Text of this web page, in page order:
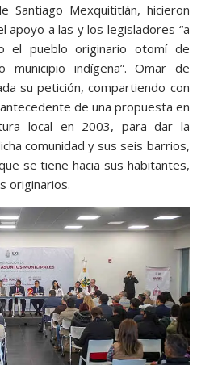
Santiago Mexquititlán, hicieron
apoyo a las y los legisladores “a
el pueblo originario otomí de
municipio indígena”. Omar de
su petición, compartiendo con
de una propuesta en
local en 2003, para dar la
comunidad y sus seis barrios,
se tiene hacia sus habitantes,
originarios.